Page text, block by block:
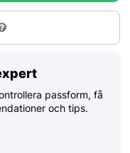
passform, få
och tips.